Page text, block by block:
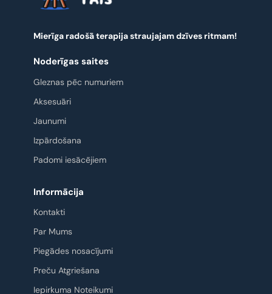
Mierīga radošā terapija straujajam dzīves ritmam!
Noderīgas saites
Gleznas pēc numuriem
Aksesuāri
Jaunumi
Izpārdošana
Padomi iesācējiem
Informācija
Kontakti
Par Mums
Piegādes nosacījumi
Preču Atgriešana
Iepirkuma Noteikumi